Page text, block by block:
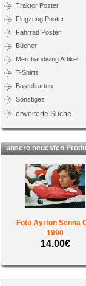
Traktor Poster
Flugzeug Poster
Fahrrad Poster
Bücher
Merchandising Artikel
T-Shirts
Bastelkarten
Sonstiges
erweiterte Suche
unsere neuesten
Foto Ayrton Senna
1990
14.00€